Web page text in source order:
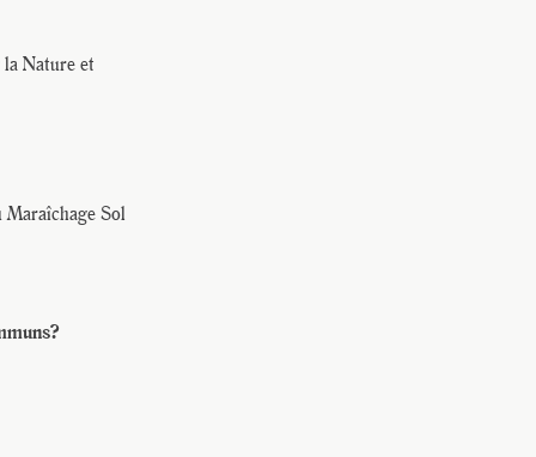
Nature et
Sol